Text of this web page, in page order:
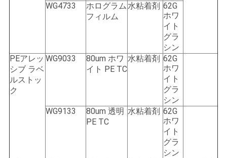
WG4733
ホログラム
フィルム
水粘着剤 62G
ホワ
イト
グラ
シン
PEアレッ
シブ ラベ
ルストッ
ク
WG9033
80um ホワ
イト PE TC
水粘着剤 62G
ホワ
イト
グラ
シン
WG9133
80um 透明
PE TC
水粘着剤 62G
ホワ
イト
グラ
シン